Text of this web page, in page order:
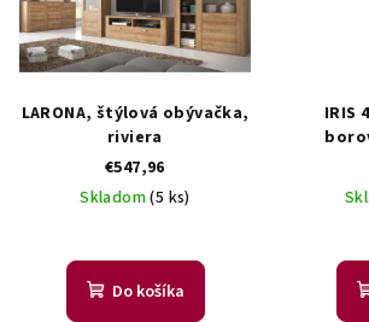
LARONA, štýlová obývačka,
riviera
€547,96
Skladom(5 ks)
Do košíka
IRIS